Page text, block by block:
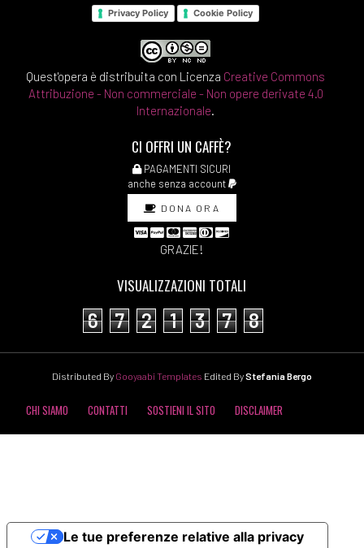
Privacy Policy Cookie Policy
Quest'opera è distribuita con Licenza Creative Commons
Attribuzione - Non commerciale - Non opere derivate 4.0
Internazionale
CI OFFRI UN CAFFÈ?
PAGAMENTI SICURI
anche senza account
DONA ORA
GRAZIE!
VISUALIZZAZIONI TOTALI
6 7 2 1 3 7 8
Distributed By Gooyaabi Templates Edited ByStefania Bergo
CHI SIAMO CONTATTI SOSTIENI IL SITO DISCLAIMER
Le tue preferenze relative alla privacy